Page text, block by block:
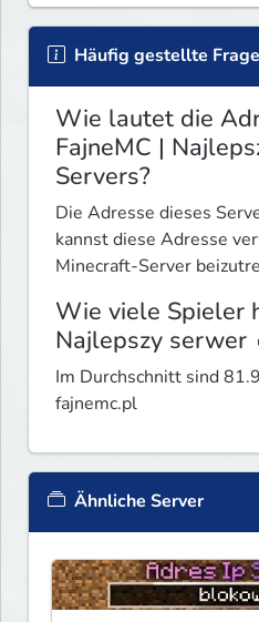
Häufig gestellte
Wie lautet die
FajneMC |
Servers?
Die Adresse dieses
kannst diese Adresse
Minecraft-Server
Wie viele Spieler
Najlepszy serwer
Im Durchschnitt sind
fajnemc.pl
Ähnliche Server